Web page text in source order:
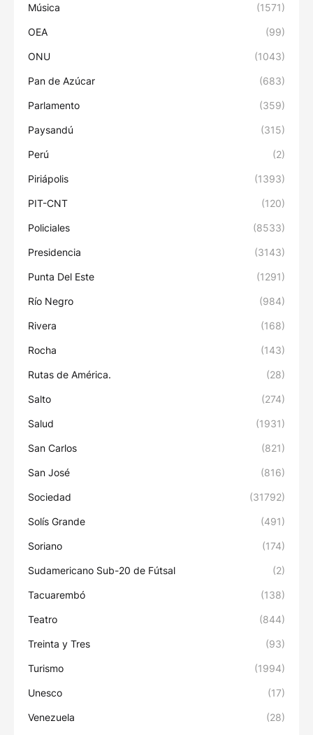
Música (1571)
OEA (99)
ONU (1043)
Pan de Azúcar (683)
Parlamento (359)
Paysandú (315)
Perú (2)
Piriápolis (1393)
PIT-CNT (120)
Policiales (8533)
Presidencia (3143)
Punta Del Este (1291)
Río Negro (984)
Rivera (168)
Rocha (143)
Rutas de América. (28)
Salto (274)
Salud (1931)
San Carlos (821)
San José (816)
Sociedad (31792)
Solís Grande (491)
Soriano (174)
Sudamericano Sub-20 de Fútsal (2)
Tacuarembó (138)
Teatro (844)
Treinta y Tres (93)
Turismo (1994)
Unesco (17)
Venezuela (28)